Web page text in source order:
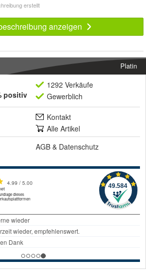
erstellt
anzeigen
Platin
positiv
1292 Verkäufe
Gewerblich
Kontakt
Alle Artikel
AGB & Datenschutz